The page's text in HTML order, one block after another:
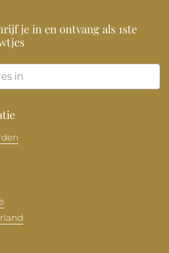
je in en ontvang als 1ste